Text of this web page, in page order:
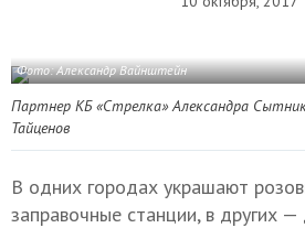
Фото: Александр Вайнштейн
Партнер КБ «Стрелка» Александра
Тайценов
В одних городах украшают
заправочные станции, в других